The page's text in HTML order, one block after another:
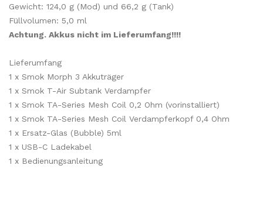
Gewicht: 124,0 g (Mod) und 66,2 g (Tank)
Füllvolumen: 5,0 ml
Achtung. Akkus nicht im Lieferumfang!!!!
Lieferumfang
1 x Smok Morph 3 Akkuträger
1 x Smok T-Air Subtank Verdampfer
1 x Smok TA-Series Mesh Coil 0,2 Ohm (vorinstalliert)
1 x Smok TA-Series Mesh Coil Verdampferkopf 0,4 Ohm
1 x Ersatz-Glas (Bubble) 5ml
1 x USB-C Ladekabel
1 x Bedienungsanleitung